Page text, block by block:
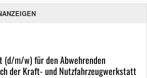
(d/m/w) für den Abwehrenden
der Kraft- und Nutzfahrzeugwerkstatt